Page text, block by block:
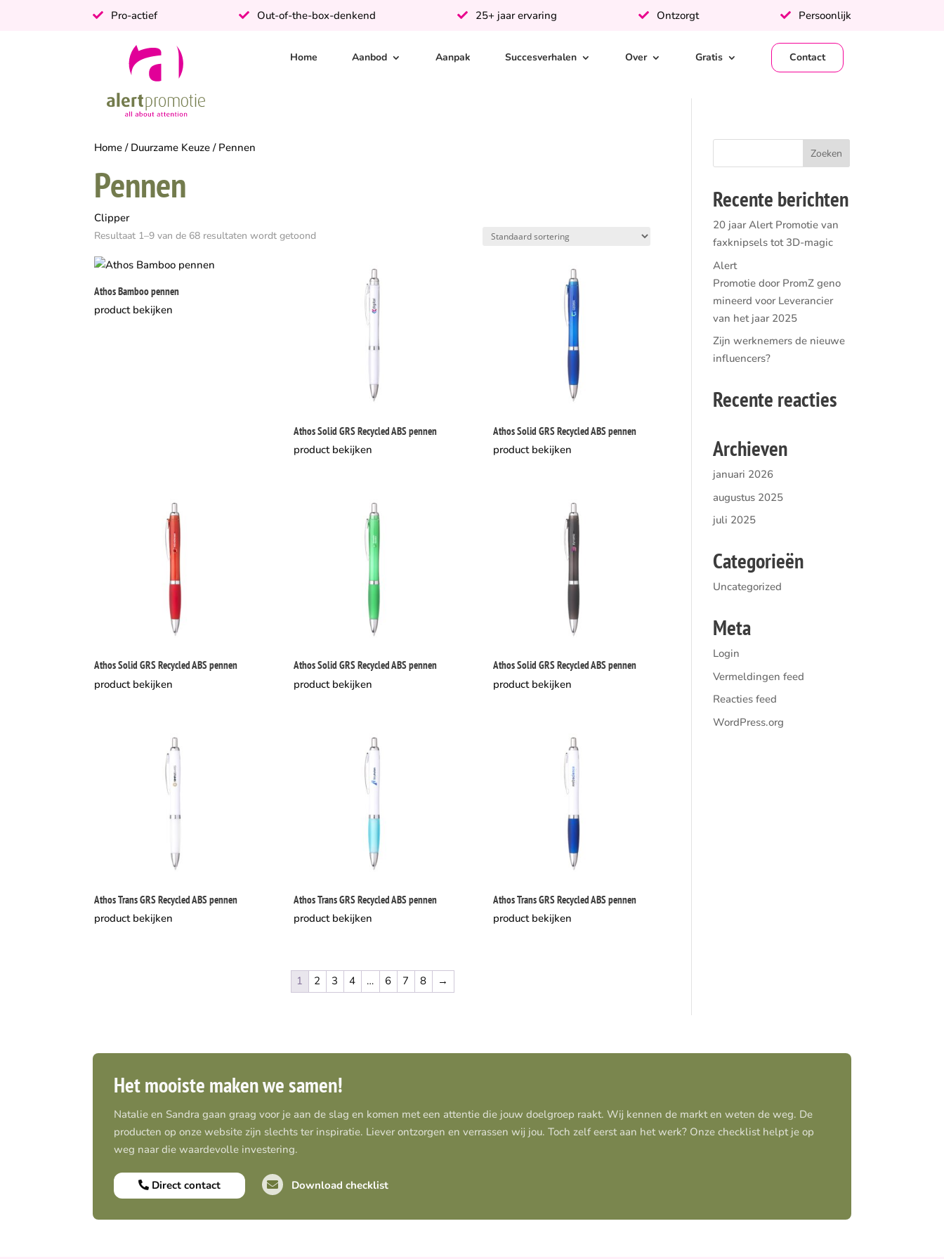
Pro-actief Out-of-the-box-denkend 25+ jaar ervaring Ontzorgt Persoonlijk
Home Aanbod Aanpak Succesverhalen Over Gratis Contact
Home / Duurzame Keuze / Pennen
Pennen
Clipper
Resultaat 1–9 van de 68 resultaten wordt getoond
Athos Bamboo pennen
product bekijken
Athos Solid GRS Recycled ABS pennen
product bekijken
Athos Solid GRS Recycled ABS pennen
product bekijken
Athos Solid GRS Recycled ABS pennen
product bekijken
Athos Solid GRS Recycled ABS pennen
product bekijken
Athos Solid GRS Recycled ABS pennen
product bekijken
Athos Trans GRS Recycled ABS pennen
product bekijken
Athos Trans GRS Recycled ABS pennen
product bekijken
Athos Trans GRS Recycled ABS pennen
product bekijken
1 2 3 4 … 6 7 8 →
Recente berichten
20 jaar Alert Promotie van
faxknipsels tot 3D-magic
Alert
Promotie door PromZ geno
mineerd voor Leverancier
van het jaar 2025
Zijn werknemers de nieuwe
influencers?
Recente reacties
Archieven
januari 2026
augustus 2025
juli 2025
Categorieën
Uncategorized
Meta
Login
Vermeldingen feed
Reacties feed
WordPress.org
Het mooiste maken we samen!
Natalie en Sandra gaan graag voor je aan de slag en komen met een attentie die jouw doelgroep raakt. Wij kennen de markt en weten de weg. De
producten op onze website zijn slechts ter inspiratie. Liever ontzorgen en verrassen wij jou. Toch zelf eerst aan het werk? Onze checklist helpt je op
weg naar die waardevolle investering.
Direct contact Download checklist